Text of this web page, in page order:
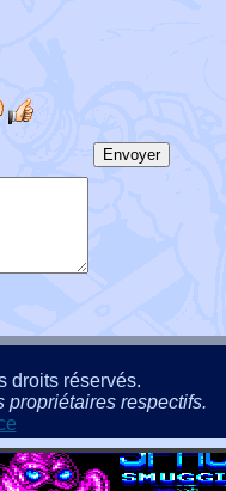
droits réservés.
propriétaires respectifs.